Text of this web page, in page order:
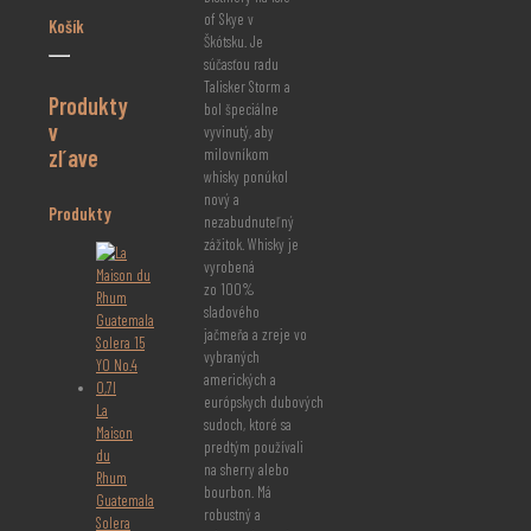
of Skye v
Škótsku. Je
súčasťou radu
Talisker Storm a
bol špeciálne
vyvinutý, aby
milovníkom
whisky ponúkol
nový a
nezabudnuteľný
zážitok. Whisky je
vyrobená
zo 100%
sladového
jačmeňa a zreje vo
vybraných
amerických a
európskych dubových
sudoch, ktoré sa
predtým používali
na sherry alebo
bourbon. Má
robustný a
Košík
Produkty
v
zľave
Produkty
La
Maison
du
Rhum
Guatemala
Solera